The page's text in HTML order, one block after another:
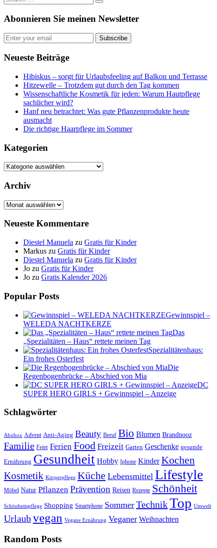
Abonnieren Sie meinen Newsletter
Subscribe
Neueste Beiträge
Hibiskus – sorgt für Urlaubsfeeling auf Balkon und Terrasse
Hitzewelle – Trotzdem gut durch den Tag kommen
Wissenschaftliche Kosmetik für jeden: Warum Hautpflege
sachlicher wird?
Hanf neu betrachtet: Was gute Pflanzenprodukte heute
ausmacht
Die richtige Haarpflege im Sommer
Kategorien
Kategorien
Archiv
Archiv
Neueste Kommentare
Diestel Manuela zu Gratis für Kinder
Markus zu Gratis für Kinder
Diestel Manuela zu Gratis für Kinder
Jo zu Gratis für Kinder
Jo zu Gratis Kalender 2026
Popular Posts
Gewinnspiel –
WELEDA NACHTKERZE
Das
„Spezialitäten – Haus“ rettete meinen Tag
Spezialitätenhaus:
Ein frohes Osterfest
Die
Regenbogenbrücke – Abschied von Mia
DC
SUPER HERO GIRLS + Gewinnspiel – Anzeige
Schlagwörter
Abobox Advent Anti-Aging Beauty Beruf Bio Blumen Brandnooz
Familie Feier Ferien Food Freizeit Garten Geschenke gesunde
Ernährung Gesundheit Hobby Iphone Kinder Kochen
Kosmetik Körperpflege Küche Lebensmittel Lifestyle
Möbel Natur Pflanzen Prävention Reisen Rezepte Schönheit
Schönheitspflege Shopping Smartphone Sommer TechnikTop Umwelt
Urlaubvegan Vegane Ernährung Veganer Weihnachten
Random Posts